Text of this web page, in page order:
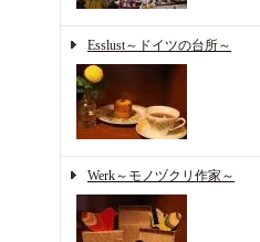
Esslust～ドイツの台所～
Werk～モノヅクリ作家～